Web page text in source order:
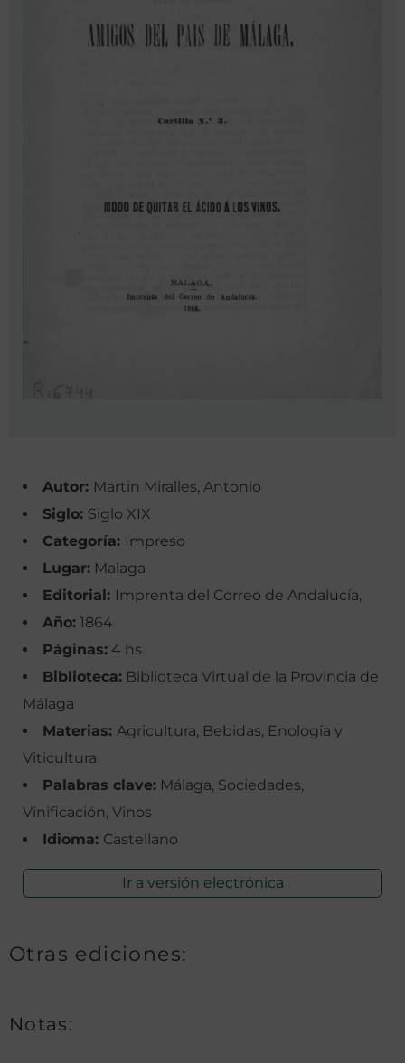
Autor: Martin Miralles, Antonio
Siglo: Siglo XIX
Categoría: Impreso
Lugar: Malaga
Editorial: Imprenta del Correo de Andalucía,
Año: 1864
Páginas: 4 hs.
Biblioteca: Biblioteca Virtual de la Provincia de
Málaga
Materias: Agricultura, Bebidas, Enología y
Viticultura
Palabras clave: Málaga, Sociedades,
Vinificación, Vinos
Idioma: Castellano
Ir a versión electrónica
Otras ediciones:
Notas: